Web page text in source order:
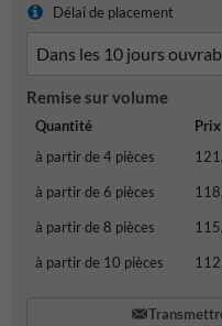
Délai de placement
Remise sur volume
Quantité
à partir de 4 pièces
à partir de 6 pièces
à partir de 8 pièces
à partir de 10 pièces